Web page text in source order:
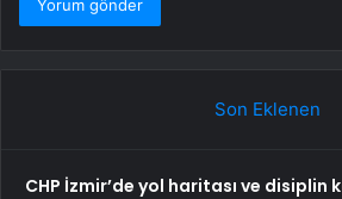
Son Eklenen
CHP İzmir’de yol haritası ve disiplin